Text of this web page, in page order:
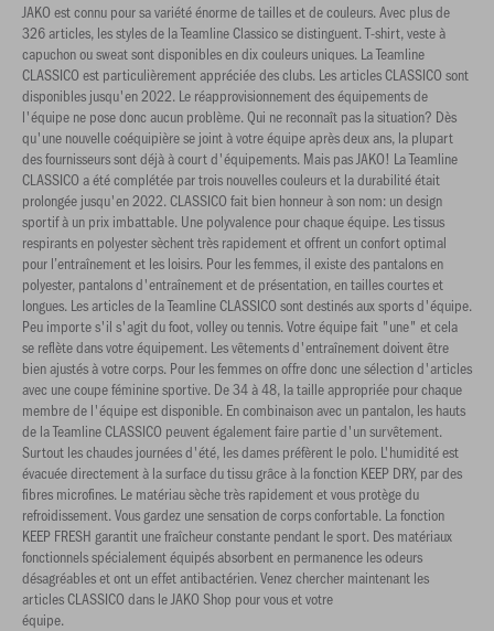
JAKO est connu pour sa variété énorme de tailles et de couleurs. Avec plus de
326 articles, les styles de la Teamline Classico se distinguent. T-shirt, veste à
capuchon ou sweat sont disponibles en dix couleurs uniques. La Teamline
CLASSICO est particulièrement appréciée des clubs. Les articles CLASSICO sont
disponibles jusqu'en 2022. Le réapprovisionnement des équipements de
l'équipe ne pose donc aucun problème. Qui ne reconnaît pas la situation? Dès
qu'une nouvelle coéquipière se joint à votre équipe après deux ans, la plupart
des fournisseurs sont déjà à court d'équipements. Mais pas JAKO! La Teamline
CLASSICO a été complétée par trois nouvelles couleurs et la durabilité était
prolongée jusqu'en 2022. CLASSICO fait bien honneur à son nom: un design
sportif à un prix imbattable. Une polyvalence pour chaque équipe. Les tissus
respirants en polyester sèchent très rapidement et offrent un confort optimal
pour l’entraînement et les loisirs. Pour les femmes, il existe des pantalons en
polyester, pantalons d'entraînement et de présentation, en tailles courtes et
longues. Les articles de la Teamline CLASSICO sont destinés aux sports d'équipe.
Peu importe s'il s'agit du foot, volley ou tennis. Votre équipe fait "une" et cela
se reflète dans votre équipement. Les vêtements d'entraînement doivent être
bien ajustés à votre corps. Pour les femmes on offre donc une sélection d'articles
avec une coupe féminine sportive. De 34 à 48, la taille appropriée pour chaque
membre de l'équipe est disponible. En combinaison avec un pantalon, les hauts
de la Teamline CLASSICO peuvent également faire partie d'un survêtement.
Surtout les chaudes journées d'été, les dames préfèrent le polo. L'humidité est
évacuée directement à la surface du tissu grâce à la fonction KEEP DRY, par des
fibres microfines. Le matériau sèche très rapidement et vous protège du
refroidissement. Vous gardez une sensation de corps confortable. La fonction
KEEP FRESH garantit une fraîcheur constante pendant le sport. Des matériaux
fonctionnels spécialement équipés absorbent en permanence les odeurs
désagréables et ont un effet antibactérien. Venez chercher maintenant les
articles CLASSICO dans le JAKO Shop pour vous et votre
équipe.